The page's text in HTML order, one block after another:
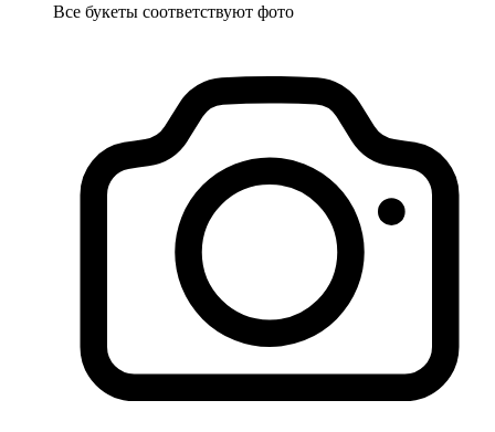
Все букеты соответствуют фото